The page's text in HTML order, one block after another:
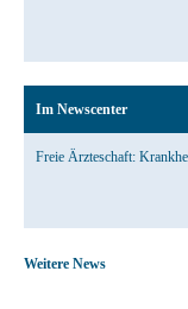
Im Newscenter
Freie Ärzteschaft:
Weitere News